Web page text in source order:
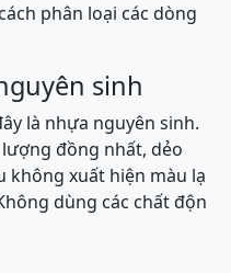
phân loại các dòng
sinh
là nhựa nguyên sinh.
đồng nhất, dẻo
không xuất hiện màu lạ
dùng các chất độn